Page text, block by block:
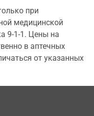
при
медицинской
9-1-1. Цены на
в аптечных
от указанных